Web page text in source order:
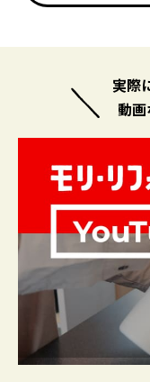
実際
動